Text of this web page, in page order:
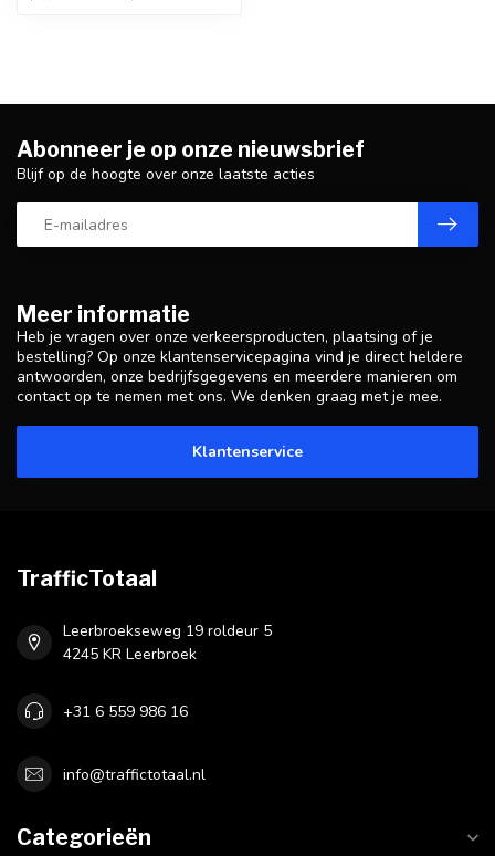
Meer informatie
Heb je vragen over onze verkeersproducten, plaatsing of je
bestelling? Op onze klantenservicepagina vind je direct heldere
antwoorden, onze bedrijfsgegevens en meerdere manieren om
contact op te nemen met ons. We denken graag met je mee.
Klantenservice
Abonneer je op onze nieuwsbrief
Blijf op de hoogte over onze laatste acties
TrafficTotaal
Leerbroekseweg 19 roldeur 5
4245 KR Leerbroek
+31 6 559 986 16
info@traffictotaal.nl
Categorieën